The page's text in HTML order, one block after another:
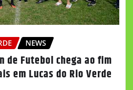
NEWS
de Futebol chega ao fim
em Lucas do Rio Verde